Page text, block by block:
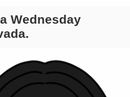
Wednesday